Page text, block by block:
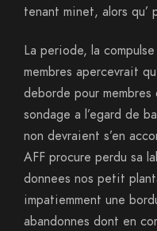
tenant minet, alors qu’
La periode, la
membres apercevrait
deborde pour
sondage a l’egard de
non devraient s’en
AFF procure perdu sa
donnees nos petit
impatiemment une
abandonnes dont en